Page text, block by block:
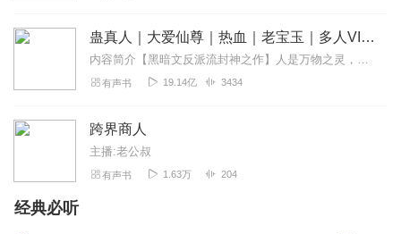
蛊真人｜大爱仙尊｜热血｜老宝玉｜多人VIP免费有声剧
内容简介【黑暗文反派流封神之作】人是万物之灵，蛊是天地真精。一个穿越者不断重生的故事。一个养蛊、炼蛊、用蛊的奇特世界。配音组（男角色）老宝玉旁白...
有声书 19.14亿 3434
跨界商人
主播:老公叔
有声书 1.63万 204
经典必听